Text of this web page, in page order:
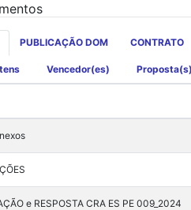
PUBLICAÇÃO DOM CONTRATO
Vencedor(es) Proposta(s)
e RESPOSTA CRA ES PE 009_2024